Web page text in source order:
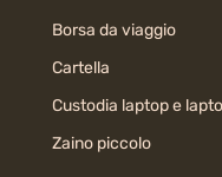
Borsa da viaggio
Cartella
Custodia laptop e
Zaino piccolo